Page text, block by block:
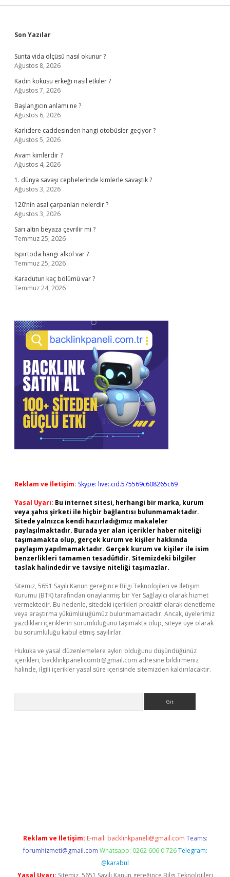
Sidebar
Son Yazılar
Sunta vida ölçüsü nasıl okunur ?
Ağustos 8, 2026
Kadın kokusu erkeği nasıl etkiler ?
Ağustos 7, 2026
Başlangıcın anlamı ne ?
Ağustos 6, 2026
Karlıdere caddesinden hangi otobüsler geçiyor ?
Ağustos 5, 2026
Avam kimlerdir ?
Ağustos 4, 2026
1. dünya savaşı cephelerinde kimlerle savaştık ?
Ağustos 3, 2026
120’nin asal çarpanları nelerdir ?
Ağustos 3, 2026
Sarı altın beyaza çevrilir mi ?
Temmuz 25, 2026
Ispirtoda hangi alkol var ?
Temmuz 25, 2026
Karadutun kaç bölümü var ?
Temmuz 24, 2026
Reklam ve İletişim: Skype: live:.cid.575569c608265c69
Yasal Uyarı: Bu internet sitesi, herhangi bir marka, kurum
veya şahıs şirketi ile hiçbir bağlantısı bulunmamaktadır.
Sitede yalnızca kendi hazırladığımız makaleler
paylaşılmaktadır. Burada yer alan içerikler haber niteliği
taşımamakta olup, gerçek kurum ve kişiler hakkında
paylaşım yapılmamaktadır. Gerçek kurum ve kişiler ile isim
benzerlikleri tamamen tesadüfidir. Sitemizdeki bilgiler
taslak halindedir ve tavsiye niteliği taşımazlar.
Sitemiz, 5651 Sayılı Kanun gereğince Bilgi Teknolojileri ve İletişim
Kurumu (BTK) tarafından onaylanmış bir Yer Sağlayıcı olarak hizmet
vermektedir. Bu nedenle, sitedeki içerikleri proaktif olarak denetleme
veya araştırma yükümlülüğümüz bulunmamaktadır. Ancak, üyelerimiz
yazdıkları içeriklerin sorumluluğunu taşımakta olup, siteye üye olarak
bu sorumluluğu kabul etmiş sayılırlar.
Hukuka ve yasal düzenlemelere aykırı olduğunu düşündüğünüz
içerikleri, backlinkpanelicomtr@gmail.com adresine bildirmeniz
halinde, ilgili içerikler yasal süre içerisinde sitemizden kaldırılacaktır.
Reklam ve İletişim: E-mail: backlinkpaneli@gmail.com Teams:
forumhizmeti@gmail.com Whatsapp: 0262 606 0 726 Telegram:
@karabul
Yasal Uyarı: Sitemiz, 5651 Sayılı Kanun gereğince Bilgi Teknolojileri